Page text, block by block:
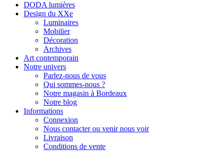
DODA lumières
Design du XXe
Luminaires
Mobilier
Décoration
Archives
Art contemporain
Notre univers
Parlez-nous de vous
Qui sommes-nous ?
Notre magasin à Bordeaux
Notre blog
Informations
Connexion
Nous contacter ou venir nous voir
Livraison
Conditions de vente